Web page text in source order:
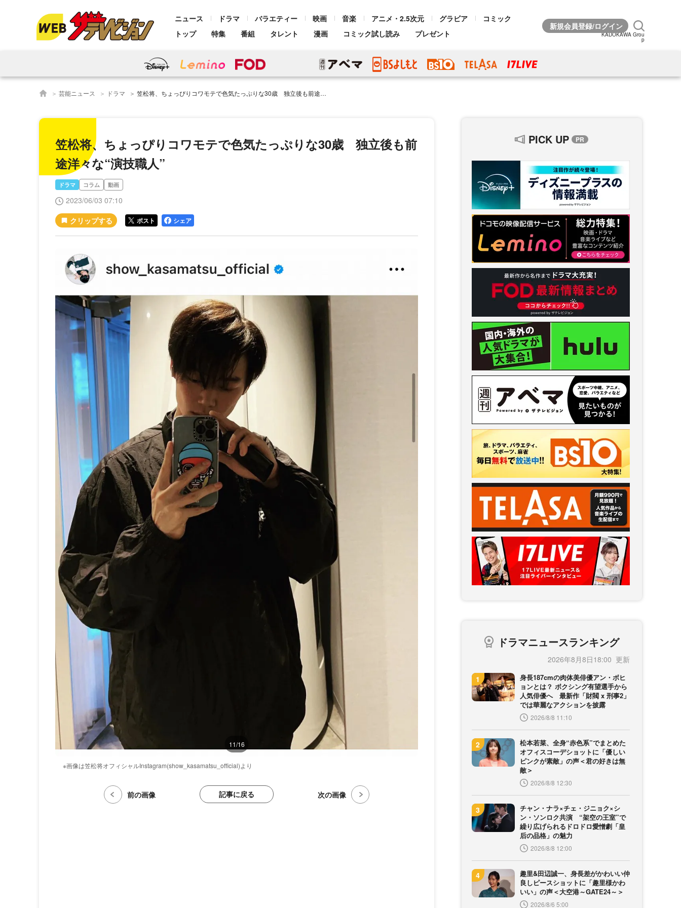
ニュース ドラマ バラエティー 映画 音楽 アニメ・2.5次元 グラビア
コミック
トップ
特集 番組 タレント 漫画 コミック試し読み プレゼント KADOKAWA Grou
p
芸能ニュース ドラマ 笠松将、ちょっぴりコワモテで色気たっぷりな30歳 独立後も前途洋々な“演技職人”
笠松将、ちょっぴりコワモテで色気たっぷりな30歳 独立後も前
途洋々な“演技職人”
ドラマ コラム 動画
2023/06/03 07:10
ポスト シェア
11/16
※画像は笠松将オフィシャルInstagram(show_kasamatsu_official)より
前の画像 記事に戻る 次の画像
PICK UP
ドラマニュースランキング
2026年8月8日18:00
身長187cmの肉体美俳優アン・ボヒ
ョンとは？ ボクシング有望選手から
人気俳優へ 最新作「財閥 x 刑事2」
では華麗なアクションを披露
2026/8/8 11:10
松本若菜、全身“赤色系”でまとめた
オフィスコーデショットに「優しい
ピンクが素敵」の声＜君の好きは無
敵＞
2026/8/8 12:30
チャン・ナラ×チェ・ジニョク×シ
ン・ソンロク共演 “架空の王室”で
繰り広げられるドロドロ愛憎劇「皇
后の品格」の魅力
2026/8/8 12:00
趣里&田辺誠一、身長差がかわいい仲
良しピースショットに「趣里様かわ
いい」の声＜大空港～GATE24～＞
2026/8/6 5:00